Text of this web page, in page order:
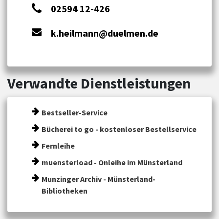
02594 12-426
k.heilmann@duelmen.de
Verwandte Dienstleistungen
Bestseller-Service
Bücherei to go - kostenloser Bestellservice
Fernleihe
muensterload - Onleihe im Münsterland
Munzinger Archiv - Münsterland-
Bibliotheken